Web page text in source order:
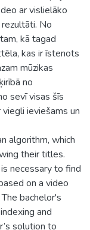
ar vislielāko
No
kā tagad
kas ir īstenots
mūzikas
no
sevī visas šīs
ieviešams un
algorithm, which
their titles.
necessary to find
on a video
bachelor's
and
solution to